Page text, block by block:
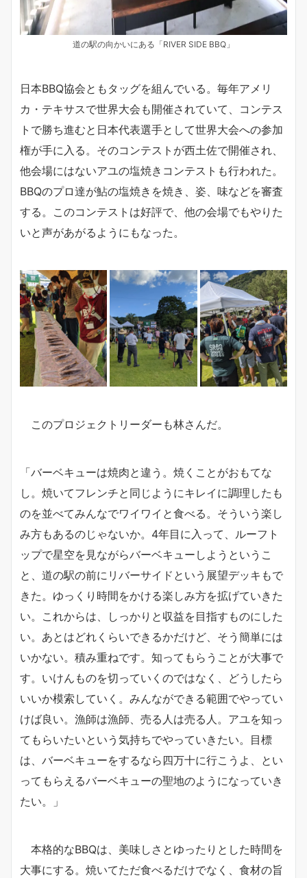
道の駅の向かいにある「RIVER SIDE BBQ」
日本BBQ協会ともタッグを組んでいる。毎年アメリ
カ・テキサスで世界大会も開催されていて、コンテス
トで勝ち進むと日本代表選手として世界大会への参加
権が手に入る。そのコンテストが西土佐で開催され、
他会場にはないアユの塩焼きコンテストも行われた。
BBQのプロ達が鮎の塩焼きを焼き、姿、味などを審査
する。このコンテストは好評で、他の会場でもやりた
いと声があがるようにもなった。
このプロジェクトリーダーも林さんだ。
「バーベキューは焼肉と違う。焼くことがおもてな
し。焼いてフレンチと同じようにキレイに調理したも
のを並べてみんなでワイワイと食べる。そういう楽し
み方もあるのじゃないか。4年目に入って、ルーフト
ップで星空を見ながらバーベキューしようというこ
と、道の駅の前にリバーサイドという展望デッキもで
きた。ゆっくり時間をかける楽しみ方を拡げていきた
い。これからは、しっかりと収益を目指すものにした
い。あとはどれくらいできるかだけど、そう簡単には
いかない。積み重ねです。知ってもらうことが大事で
す。いけんものを切っていくのではなく、どうしたら
いいか模索していく。みんなができる範囲でやってい
けば良い。漁師は漁師、売る人は売る人。アユを知っ
てもらいたいという気持ちでやっていきたい。目標
は、バーベキューをするなら四万十に行こうよ、とい
ってもらえるバーベキューの聖地のようになっていき
たい。」
本格的なBBQは、美味しさとゆったりとした時間を
大事にする。焼いてただ食べるだけでなく、食材の旨